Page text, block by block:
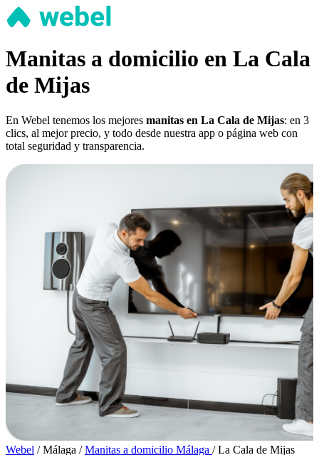
Manitas a domicilio en La Cala
de Mijas
En Webel tenemos los mejores manitas en La Cala de Mijas: en 3
clics, al mejor precio, y todo desde nuestra app o página web con
total seguridad y transparencia.
Webel / Málaga / Manitas a domicilio Málaga / La Cala de Mijas